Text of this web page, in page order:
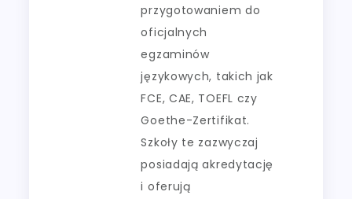
przygotowaniem do
oficjalnych
egzaminów
językowych, takich jak
FCE, CAE, TOEFL czy
Goethe-Zertifikat.
Szkoły te zazwyczaj
posiadają akredytację
i oferują